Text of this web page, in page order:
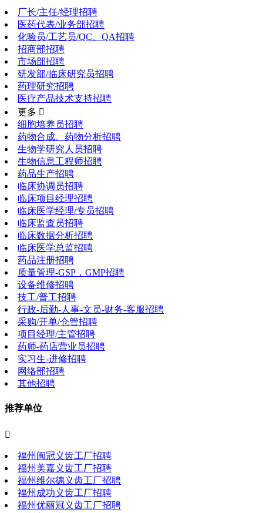
厂长/主任/经理招聘
医药代表/业务部招聘
化验员/工艺员/QC、QA招聘
招商部招聘
市场部招聘
研发部/临床研究员招聘
药理研究招聘
医疗产品技术支持招聘
更多 
细胞培养员招聘
药物合成、药物分析招聘
生物学研究人员招聘
生物信息工程师招聘
药品生产招聘
临床协调员招聘
临床项目经理招聘
临床医学经理/专员招聘
临床监查员招聘
临床数据分析招聘
临床医学总监招聘
药品注册招聘
质量管理-GSP，GMP招聘
设备维修招聘
技工/普工招聘
行政-后勤-人事-文员-财务-客服招聘
采购/开单/仓管招聘
项目经理/主管招聘
药师-药店营业员招聘
实习生-进修招聘
网络部招聘
其他招聘
推荐单位

福州闽冠义齿工厂招聘
福州美嘉义齿工厂招聘
福州维尔德义齿工厂招聘
福州成功义齿工厂招聘
福州优丽冠义齿工厂招聘